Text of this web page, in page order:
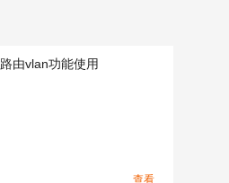
路由vlan功能使用
查看